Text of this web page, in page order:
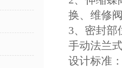
换、维修
3、密封部
手动法兰
设计标准